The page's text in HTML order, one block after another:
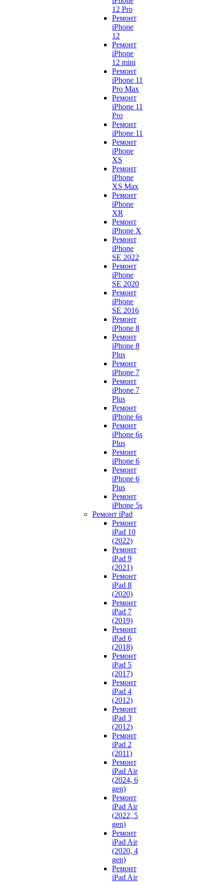
12 Pro
Ремонт
iPhone
12
Ремонт
iPhone
12 mini
Ремонт
iPhone 11
Pro Max
Ремонт
iPhone 11
Pro
Ремонт
iPhone 11
Ремонт
iPhone
XS
Ремонт
iPhone
XS Max
Ремонт
iPhone
XR
Ремонт
iPhone X
Ремонт
iPhone
SE 2022
Ремонт
iPhone
SE 2020
Ремонт
iPhone
SE 2016
Ремонт
iPhone 8
Ремонт
iPhone 8
Plus
Ремонт
iPhone 7
Ремонт
iPhone 7
Plus
Ремонт
iPhone 6s
Ремонт
iPhone 6s
Plus
Ремонт
iPhone 6
Ремонт
iPhone 6
Plus
Ремонт
iPhone 5s
Ремонт iPad
Ремонт
iPad 10
(2022)
Ремонт
iPad 9
(2021)
Ремонт
iPad 8
(2020)
Ремонт
iPad 7
(2019)
Ремонт
iPad 6
(2018)
Ремонт
iPad 5
(2017)
Ремонт
iPad 4
(2012)
Ремонт
iPad 3
(2012)
Ремонт
iPad 2
(2011)
Ремонт
iPad Air
(2024, 6
gen)
Ремонт
iPad Air
(2022, 5
gen)
Ремонт
iPad Air
(2020, 4
gen)
Ремонт
iPad Air